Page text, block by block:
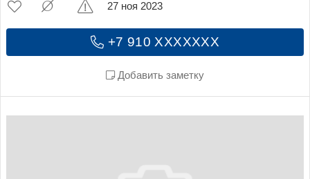
+7 910 XXXXXXX
Добавить заметку
27 ноя 2023